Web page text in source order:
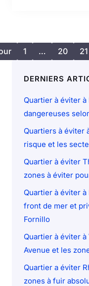
1 … 20 21
DERNIERS
Quartier à éviter
dangereuses
Quartiers à éviter
risque et les
Quartier à éviter
zones à éviter
Quartier à éviter
front de mer et
Fornillo
Quartier à éviter
Avenue et les
Quartier a éviter
zones à fuir